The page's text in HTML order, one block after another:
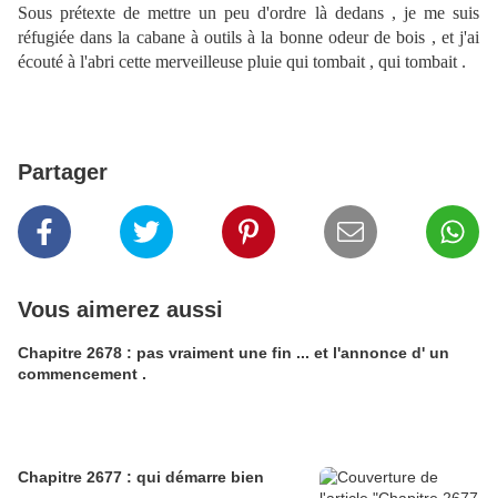
Sous prétexte de mettre un peu d'ordre là dedans , je me suis
réfugiée dans la cabane à outils à la bonne odeur de bois , et j'ai
écouté à l'abri cette merveilleuse pluie qui tombait , qui tombait .
Partager
Vous aimerez aussi
Chapitre 2678 : pas vraiment une fin ... et l'annonce d' un
commencement .
Chapitre 2677 : qui démarre bien